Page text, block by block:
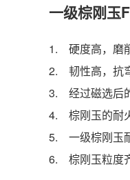
一级棕刚玉
1. 硬度高，磨
2. 韧性高，抗
3. 经过磁选后
4. 棕刚玉的耐
5. 一级棕刚玉
6. 棕刚玉粒度